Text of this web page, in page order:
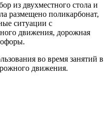
из двухместного стола и
размещено поликарбонат,
ситуации с
движения, дорожная
во время занятий в
движения.